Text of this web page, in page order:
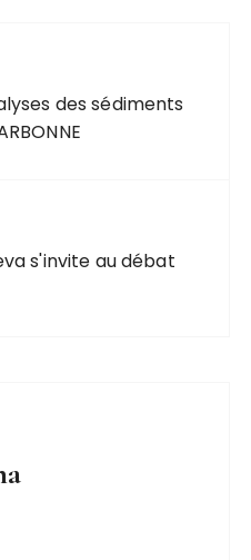
des sédiments
s'invite au débat